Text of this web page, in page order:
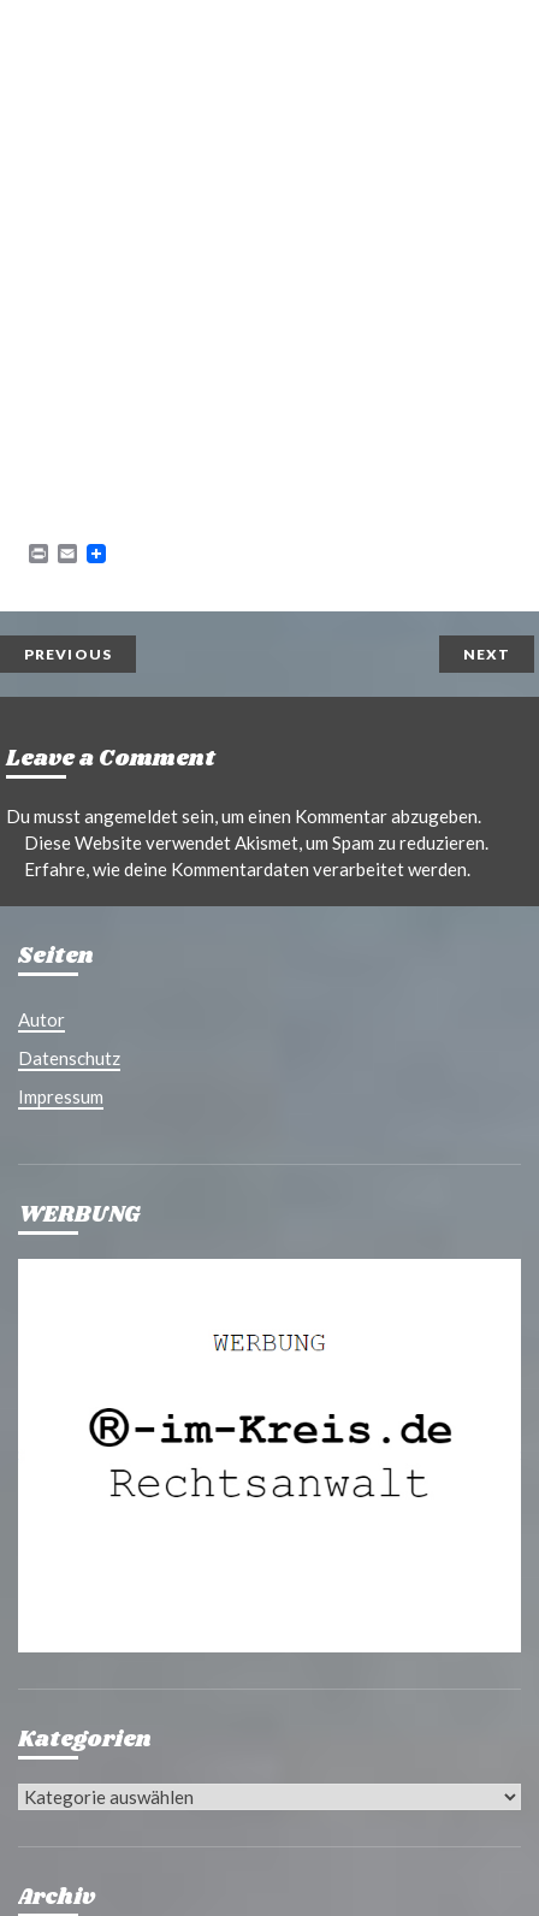
P
n
t
E
i
l
PREVIOUS NEXT
Leave a Comment
Du musstangemeldetsein, um einen Kommentar abzugeben.
Diese Website verwendet Akismet, um Spam zu reduzieren.
Erfahre, wie deine Kommentardaten verarbeitet werden.
Seiten
Autor
Datenschutz
Impressum
WERBUNG
Kategorien
Kategorien
Archiv